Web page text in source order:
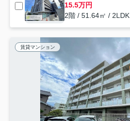
15.5万円
2階 / 51.64㎡ / 2LDK
賃貸マンション